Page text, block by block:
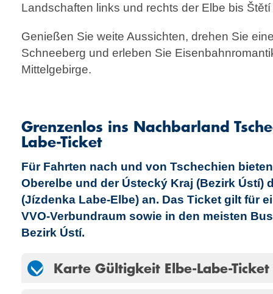
Landschaften links und rechts der Elbe bis
Genießen Sie weite Aussichten, drehen Sie
Schneeberg und erleben Sie
Mittelgebirge.
Grenzenlos ins Nachbarland
Labe-Ticket
Für Fahrten nach und von Tschechien
Oberelbe und der Ústecký Kraj (Bezirk Ústí)
(Jízdenka Labe-Elbe) an. Das Ticket gilt für
VVO-Verbundraum sowie in den meisten
Bezirk Ústí.
Karte Gültigkeit Elbe-Labe-Ticket